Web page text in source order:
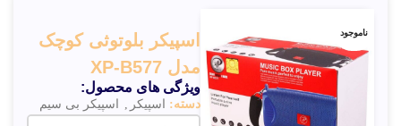
ناموجود
اسپيکر بلوتوثی کوچک
مدل XP-B577
ویژگی های محصول:
دسته: اسپیکر , اسپیکر بی سیم